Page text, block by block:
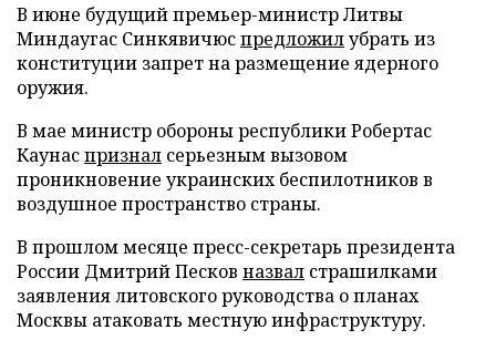
В июне будущий премьер-министр Литвы
Миндаугас Синкявичюспредложилубрать из
конституции запрет на размещение ядерного
оружия.
В мае министр обороны республики Робертас
Каунаспризнал серьезным вызовом
проникновение украинских беспилотников в
воздушное пространство страны.
В прошлом месяце пресс-секретарь президента
России Дмитрий Песков назвал страшилками
заявления литовского руководства о планах
Москвы атаковать местную инфраструктуру.